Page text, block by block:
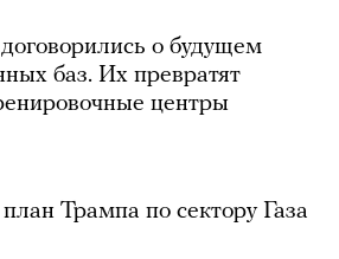
о будущем
баз. Их превратят
центры
Трампа по сектору Газа